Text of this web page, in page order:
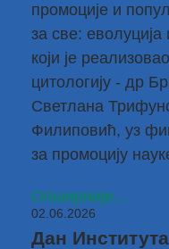
промоције и
за све: еволуција
који је
цитологију - др
Светлана
Филиповић, уз
за промоцију
Опширније...
02.06.2026
Дан